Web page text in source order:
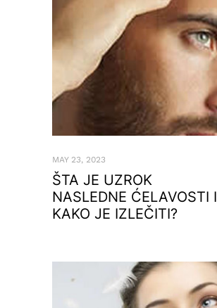
MAY 23, 2023
ŠTA JE UZROK
NASLEDNE ĆELAVOSTI I
KAKO JE IZLEČITI?